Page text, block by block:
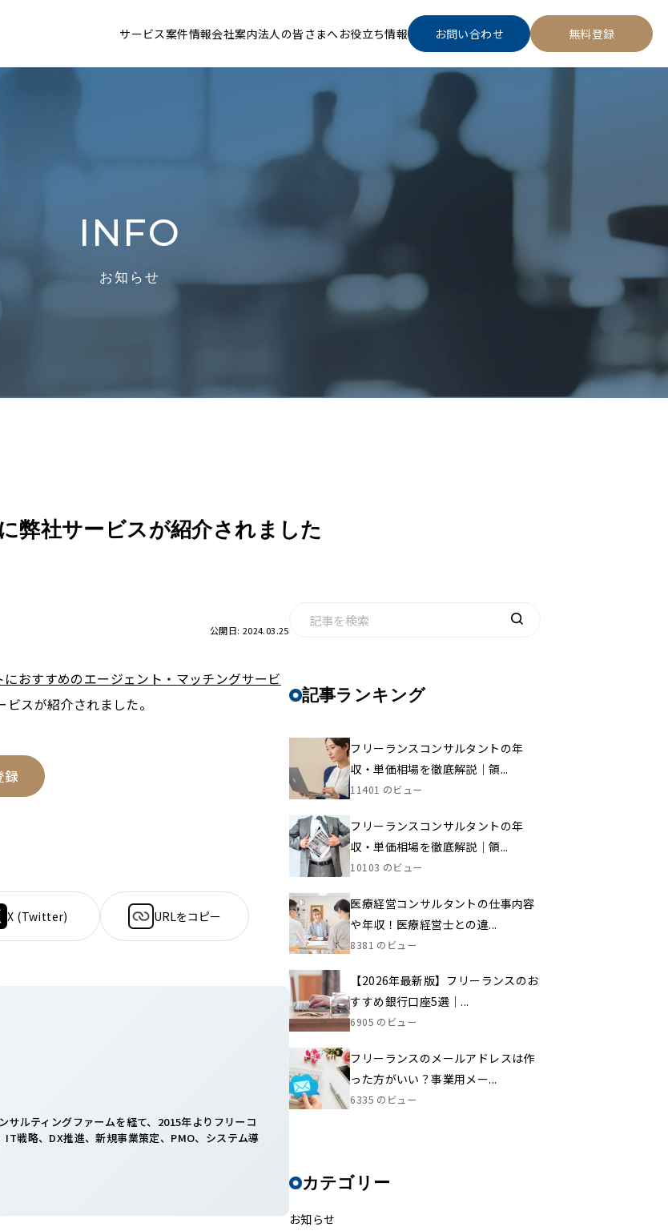
サービス案件情報会社案内法人の皆さまへお役立ち情報 お問い合わせ 無料登録
INFO
お知らせ
弊社サービスが紹介されました
公開日: 2024.03.25
おすすめのエージェント・マッチングサービ
ビスが紹介されました。
録
X (Twitter) URLをコピー
サルティングファームを経て、2015年よりフリーコ
IT戦略、DX推進、新規事業策定、PMO、システム導
記事ランキング
フリーランスコンサルタントの年
収・単価相場を徹底解説｜領...
11401 のビュー
フリーランスコンサルタントの年
収・単価相場を徹底解説｜領...
10103 のビュー
医療経営コンサルタントの仕事内容
や年収！医療経営士との違...
8381 のビュー
【2026年最新版】フリーランスのお
すすめ銀行口座5選｜...
6905 のビュー
フリーランスのメールアドレスは作
った方がいい？事業用メー...
6335 のビュー
カテゴリー
お知らせ